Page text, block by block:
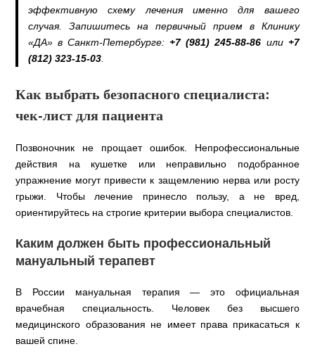
эффективную схему лечения именно для вашего
случая. Запишитесь на первичный прием в Клинику
«ДА» в Санкт-Петербурге:+7 (981) 245-88-86 или +7
(812) 323-15-03.
Как выбрать безопасного специалиста:
чек-лист для пациента
Позвоночник не прощает ошибок. Непрофессиональные
действия на кушетке или неправильно подобранное
упражнение могут привести к защемлению нерва или росту
грыжи. Чтобы лечение принесло пользу, а не вред,
ориентируйтесь на строгие критерии выбора специалистов.
Каким должен быть профессиональный
мануальный терапевт
В России мануальная терапия — это официальная
врачебная специальность. Человек без высшего
медицинского образования не имеет права прикасаться к
вашей спине.